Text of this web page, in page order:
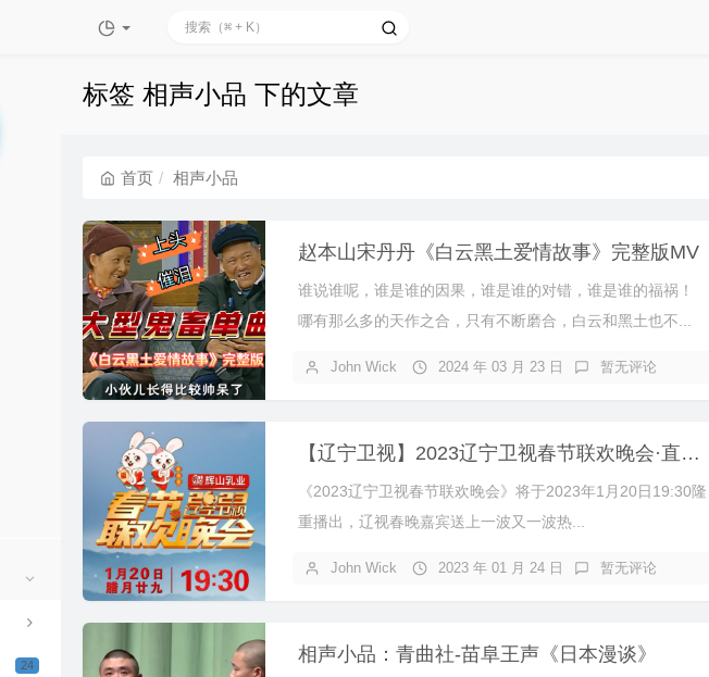
24
标签 相声小品 下的文章
首页 相声小品
赵本山宋丹丹《白云黑土爱情故事》完整版MV
谁说谁呢，谁是谁的因果，谁是谁的对错，谁是谁的福祸！
哪有那么多的天作之合，只有不断磨合，白云和黑土也不...
John Wick 2024 年 03 月 23 日 暂无评论
【辽宁卫视】2023辽宁卫视春节联欢晚会·直播[视频录像]
《2023辽宁卫视春节联欢晚会》将于2023年1月20日19:30隆
重播出，辽视春晚嘉宾送上一波又一波热...
John Wick 2023 年 01 月 24 日 暂无评论
相声小品：青曲社-苗阜王声《日本漫谈》